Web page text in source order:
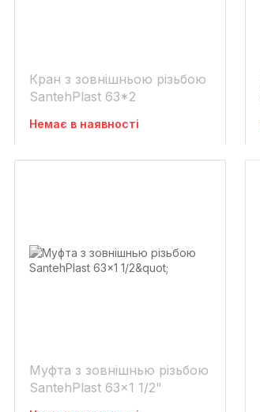
Кран з зовнішньою різьбою
SantehPlast 63*2
Немає в наявності
Муфта з зовнішнью різьбою
SantehPlast 63x1 1/2"